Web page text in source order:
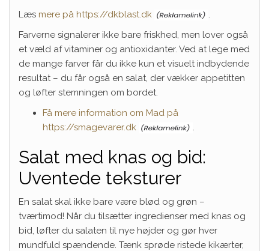
Læs mere på https://dkblast.dk
.
Farverne signalerer ikke bare friskhed, men lover også
et væld af vitaminer og antioxidanter. Ved at lege med
de mange farver får du ikke kun et visuelt indbydende
resultat – du får også en salat, der vækker appetitten
og løfter stemningen om bordet.
Få mere information om Mad på
https://smagevarer.dk
.
Salat med knas og bid:
Uventede teksturer
En salat skal ikke bare være blød og grøn –
tværtimod! Når du tilsætter ingredienser med knas og
bid, løfter du salaten til nye højder og gør hver
mundfuld spændende. Tænk sprøde ristede kikærter,